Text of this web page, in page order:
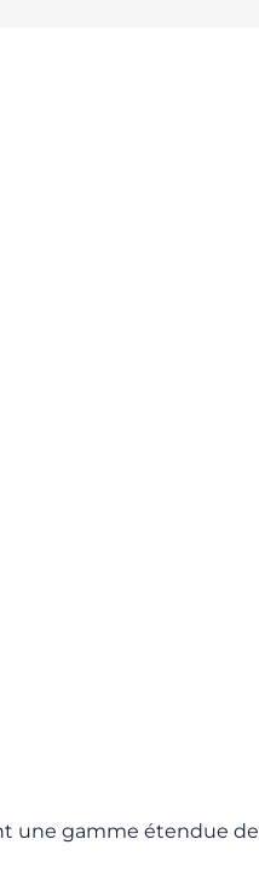
une gamme étendue